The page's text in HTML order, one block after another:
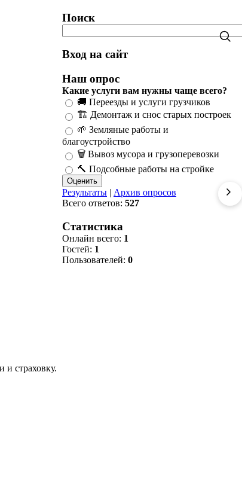
и страховку.
Поиск
Вход на сайт
Наш опрос
Какие услуги вам нужны чаще всего?
🚚 Переезды и услуги грузчиков
🏗️ Демонтаж и снос старых построек
🌱 Земляные работы и
благоустройство
🗑️ Вывоз мусора и грузоперевозки
🔨 Подсобные работы на стройке
Результаты | Архив опросов
Всего ответов: 527
Статистика
Онлайн всего: 1
Гостей: 1
Пользователей: 0